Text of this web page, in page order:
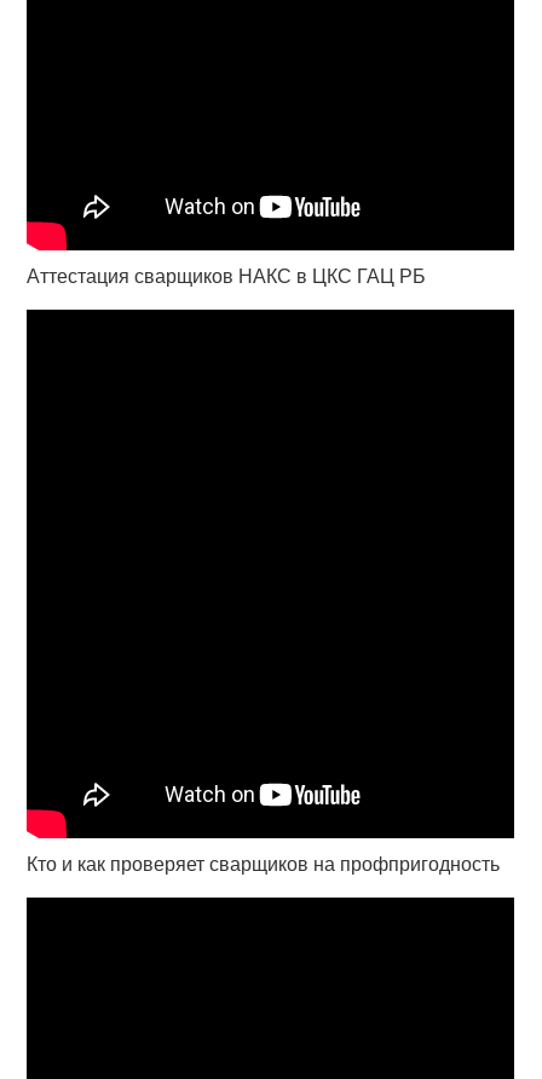
Аттестация сварщиков НАКС в ЦКС ГАЦ РБ
Кто и как проверяет сварщиков на профпригодность